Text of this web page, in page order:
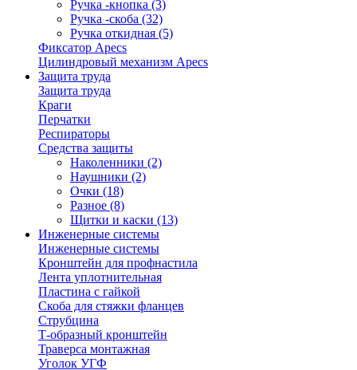
Ручка -кнопка (3)
Ручка -скоба (32)
Ручка откидная (5)
Фиксатор Apecs
Цилиндровый механизм Apecs
Защита труда
Защита труда
Краги
Перчатки
Респираторы
Средства защиты
Наколенники (2)
Наушники (2)
Очки (18)
Разное (8)
Щитки и каски (13)
Инженерные системы
Инженерные системы
Кронштейн для профнастила
Лента уплотнительная
Пластина с гайкой
Скоба для стяжки фланцев
Струбцина
Т-образный кронштейн
Траверса монтажная
Уголок УГФ